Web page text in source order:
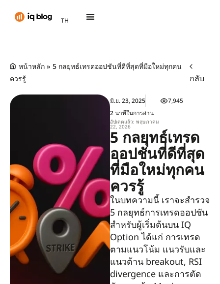
TH
AR
หน้าหลัก » 5 กลยุทธ์เทรดออปชันที่ดีที่สุดที่มือใหม่ทุกคน
ควรรู้
กลับ
มิ.ย. 23, 2025
2 นาทีในการอ่าน
อัปเดตแล้ว: พฤษภาคม
22, 2026
7,945
5 กลยุทธ์เทรด
ออปชันที่ดีที่สุด
ที่มือใหม่ทุกคน
ควรรู้
ในบทความนี้ เราจะสำรวจ
5 กลยุทธ์การเทรดออปชัน
สำหรับผู้เริ่มต้นบน IQ
Option ได้แก่ การเทรด
ตามแนวโน้ม แนวรับและ
แนวต้าน breakout, RSI
divergence และการตัด